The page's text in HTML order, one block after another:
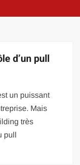
d’un pull
un puissant
Mais
très
pull